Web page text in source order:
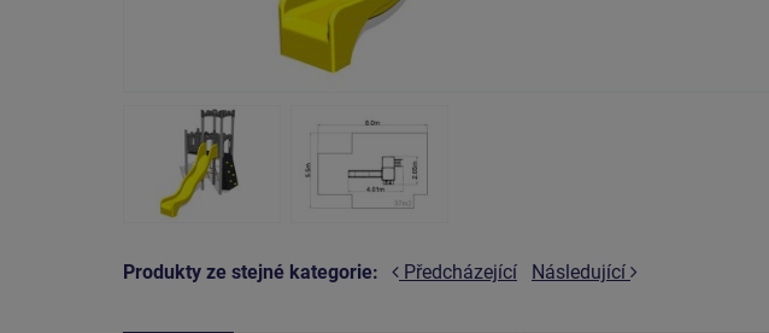
Produkty ze stejné kategorie: Předcházející Následující